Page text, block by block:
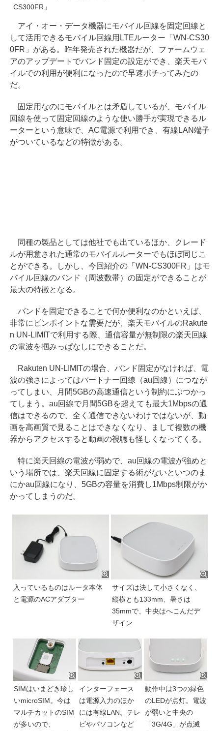
CS300FR」
アイ・オー・データ機器にモバイル回線を固定回線と
して活用できるモバイル回線用LTEルーター「WN-CS30
0FR」がある。昨年発売された機器だが、ファームウェ
アのアップデートでバンド固定の設定ができ、楽天モバ
イルでの利用が便利になったので早速ポチってみたの
だ。
固定用なのにモバイルとは矛盾しているが、モバイル
回線を使って固定回線のような使い勝手が実現できるル
ーターという意味で、AC電源で利用でき、有線LAN端子
がついているなどの特徴がある。
同種の製品としては他社でも出ているほか、クレード
ルが用意された通常のモバイルルーターでもほぼ同じこ
とができる。しかし、今回紹介の「WN-CS300FR」はモ
バイル回線のバンド（周波数帯）の固定ができることが
最大の特徴となる。
バンドを固定できることで何か便利なのかといえば、
非常にピンポイントな需要だが、楽天モバイルのRakute
n UN-LIMITで利用する際、通信容量が無制限の楽天回線
の電波を掴みっぱなしにできることだ。
Rakuten UN-LIMITの場合、バンド固定がなければ、電
波の強さによってはパートナー回線（au回線）につなが
ってしまい、月間5GBの高速通信という制約にぶつかっ
てしまう。au回線で月間5GBを超えても最大1Mbpsの通
信はできるので、全く通信できないわけではないが、動
画を高画質で見ることはできなくなり、まして複数の機
器からアクセスすると動画の視聴も怪しくなってくる。
特に楽天回線の電波が弱めで、au回線の電波が強めと
いう場所では、楽天回線に固定する術がないといつのま
にかau回線になり、5GBの容量を消費し1Mbps制限がか
かってしまうのだ。
入っているものはルータ本体
と電源のACアダプター
サイズは決して小さくなく、
縦横とも133mm、暑さは
35mmで、中央はへこんだデ
ザイン
SIMはいまどき珍し
いmicroSIM。今は
マルチカットのSIM
が多いので、
インターフェース
は電源入力のほか
には有線LAN。テレ
ビやパソコンなど
動作中は3つの緑色
のLEDが点灯。電波
が弱いと中央の
「3G/4G」が点滅